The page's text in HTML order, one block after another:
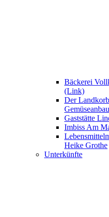
Bäckerei
(Link)
Der
Gaststätte
Imbiss Am
Heike Grothe
Unterkünfte